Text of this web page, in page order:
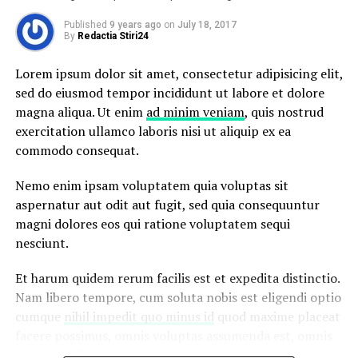
ducimus qui blanditiis praesentium voluptatum deleniti
atque corrupti quos dolores et quasmolestias excepturi
sintoccaecati cupiditate non provident, similique sunt
in culpa qui officia deserunt mollitia animi, id est
laborum et dolorum fuga.
reprehenderit in voluptate
velit esse cillum dolore eu
fugiat”
Nemo enim ipsam voluptatem quia voluptas sit
aspernatur aut odit aut fugit, sed quia consequuntur
nesciunt.
Et harum quidem rerum facilis est et expedita distinctio.
Nam libero tempore, cum soluta nobis est eligendi optio
facere possimus, omnis voluptas assumenda est, omnis
dolor repellendus.
Published 9 years ago on July 18, 2017
By Redactia Stiri24
Lorem ipsum dolor sit amet, consectetur adipisicing elit,
sed do eiusmod tempor incididunt ut labore et dolore
magna aliqua. Ut enim ad minim veniam, quis nostrud
exercitation ullamco laboris nisi ut aliquip ex ea
commodo consequat.
Nemo enim ipsam voluptatem quia voluptas sit
aspernatur aut odit aut fugit, sed quia consequuntur
magni dolores eos qui ratione voluptatem sequi
nesciunt.
Et harum quidem rerum facilis est et expedita distinctio.
Nam libero tempore, cum soluta nobis est eligendi optio
cumque nihil impedit quo minus id quod maxime placeat